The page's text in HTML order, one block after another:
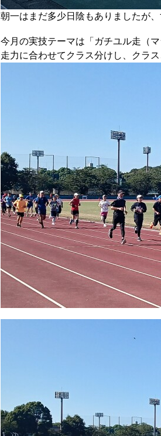
朝一はまだ多少日陰もありましたが
今月の実技テーマは「ガチユル走（
走力に合わせてクラス分けし、クラ